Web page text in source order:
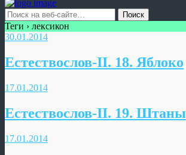
Теги › лексикон
30.01.2014
Естествослов-II. 18. Яблоко
17.01.2014
Естествослов-II. 19. Штаны
17.01.2014